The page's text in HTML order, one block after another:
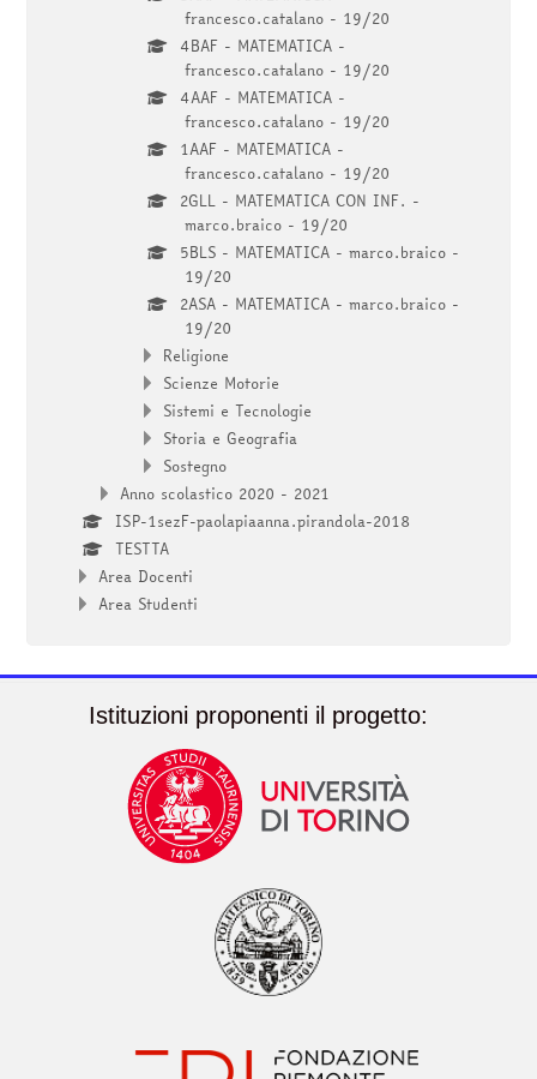
francesco.catalano - 19/20
4BAF - MATEMATICA -
francesco.catalano - 19/20
4AAF - MATEMATICA -
francesco.catalano - 19/20
1AAF - MATEMATICA -
francesco.catalano - 19/20
2GLL - MATEMATICA CON INF. -
marco.braico - 19/20
5BLS - MATEMATICA - marco.braico -
19/20
2ASA - MATEMATICA - marco.braico -
19/20
Religione
Scienze Motorie
Sistemi e Tecnologie
Storia e Geografia
Sostegno
Anno scolastico 2020 - 2021
ISP-1sezF-paolapiaanna.pirandola-2018
TESTTA
Area Docenti
Area Studenti
Istituzioni proponenti il progetto: